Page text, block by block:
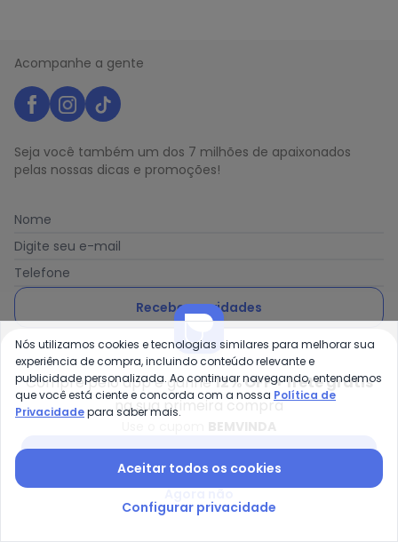
Acompanhe a gente
Seja você também um dos 7 milhões de apaixonados
pelas nossas dicas e promoções!
Nome
Digite seu e-mail
Telefone
Receber novidades
Ao enviar o cadastro, você concorda com a nossa Política
de Privacidade
Posthaus é uma marca da Posthaus Ltda / CNPJ:
80.462.138/0001-41
Endereço: Rua Werner Duwe, 202 Bairro Badenfurt -
89.070-700 - Blumenau/SC
Compre pelo app e ganhe12% OFF + frete grátis
na sua primeira compra
Nós utilizamos cookies e tecnologias similares para melhorar sua
experiência de compra, incluindo conteúdo relevante e
publicidade personalizada. Ao continuar navegando, entendemos
que você está ciente e concorda com a nossa Política de
Privacidadepara saber mais.
Aceitar todos os cookies
Configurar privacidade